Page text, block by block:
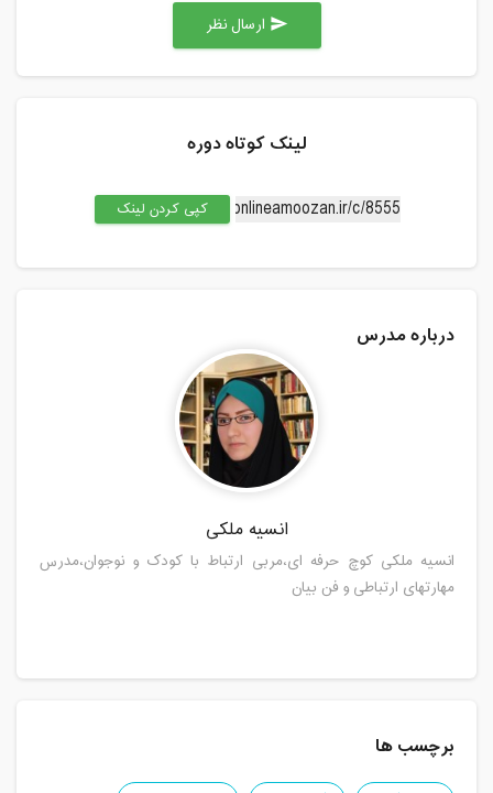
send
لینک کوتاه دوره
کپی کردن لینک
درباره مدرس
انسیه ملکی
انسیه ملکی کوچ حرفه ای،مربی ارتباط با کودک و نوجوان،مدرس
مهارتهای ارتباطی و فن بیان
برچسب ها